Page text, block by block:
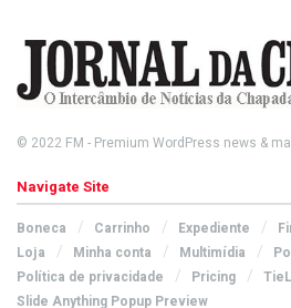
© 2022 FM - Premium WordPress news &
Navigate Site
Boneca Carrinho Expediente
Loja
Minha conta Multimídia
Política de privacidade
Pricing
Slide Anything Popup Preview